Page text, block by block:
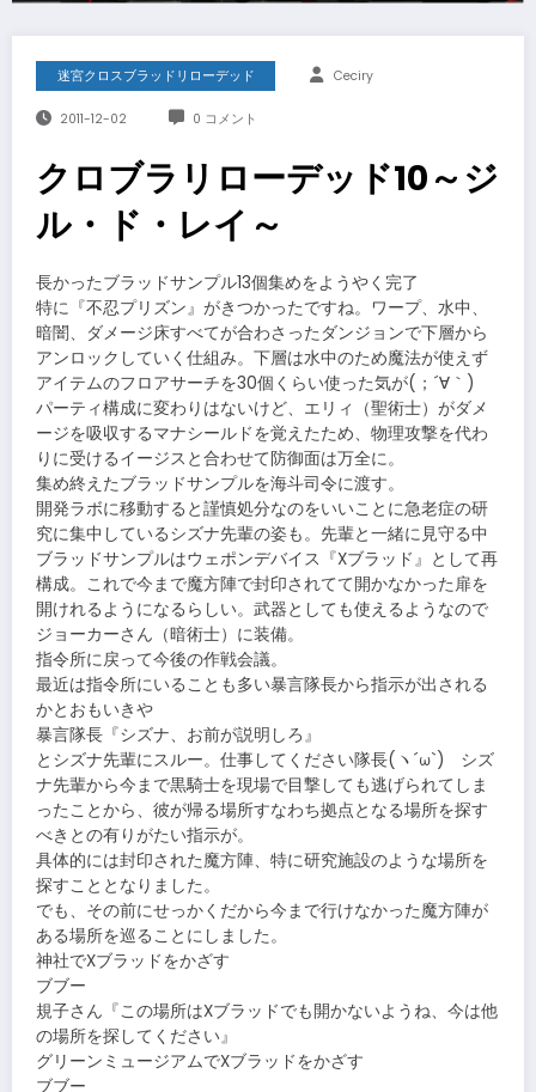
迷宮クロスブラッドリローデッド Ceciry
2011-12-02 0 コメント
クロブラリローデッド10～ジ
ル・ド・レイ～
長かったブラッドサンプル13個集めをようやく完了
特に『不忍プリズン』がきつかったですね。ワープ、水中、
暗闇、ダメージ床すべてが合わさったダンジョンで下層から
アンロックしていく仕組み。下層は水中のため魔法が使えず
アイテムのフロアサーチを30個くらい使った気が(；´∀｀)
パーティ構成に変わりはないけど、エリィ（聖術士）がダメ
ージを吸収するマナシールドを覚えたため、物理攻撃を代わ
りに受けるイージスと合わせて防御面は万全に。
集め終えたブラッドサンプルを海斗司令に渡す。
開発ラボに移動すると謹慎処分なのをいいことに急老症の研
究に集中しているシズナ先輩の姿も。先輩と一緒に見守る中
ブラッドサンプルはウェポンデバイス『Xブラッド』として再
構成。これで今まで魔方陣で封印されてて開かなかった扉を
開けれるようになるらしい。武器としても使えるようなので
ジョーカーさん（暗術士）に装備。
指令所に戻って今後の作戦会議。
最近は指令所にいることも多い暴言隊長から指示が出される
かとおもいきや
暴言隊長『シズナ、お前が説明しろ』
とシズナ先輩にスルー。仕事してください隊長(ヽ´ω`) シズ
ナ先輩から今まで黒騎士を現場で目撃しても逃げられてしま
ったことから、彼が帰る場所すなわち拠点となる場所を探す
べきとの有りがたい指示が。
具体的には封印された魔方陣、特に研究施設のような場所を
探すこととなりました。
でも、その前にせっかくだから今まで行けなかった魔方陣が
ある場所を巡ることにしました。
神社でXブラッドをかざす
ブブー
規子さん『この場所はXブラッドでも開かないようね、今は他
の場所を探してください』
グリーンミュージアムでXブラッドをかざす
ブブー